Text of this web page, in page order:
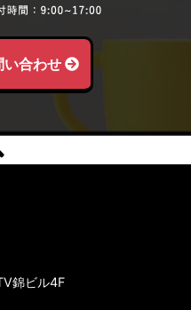
い合わせ
錦ビル4F